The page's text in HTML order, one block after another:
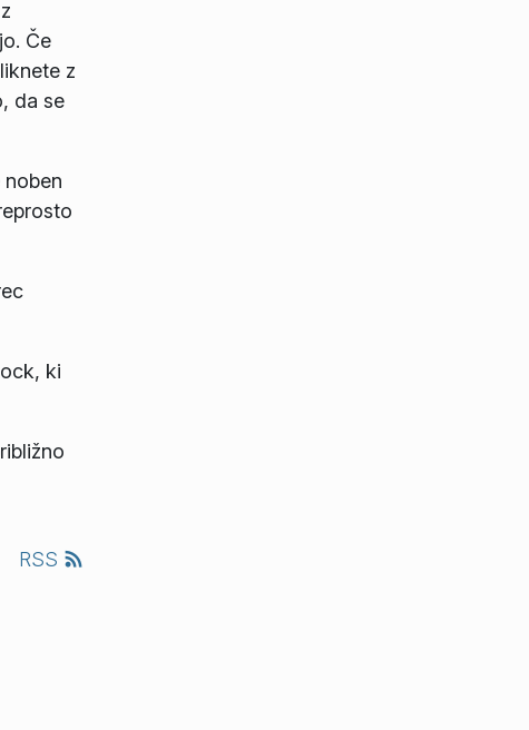
Če
z
da se
ki
RSS